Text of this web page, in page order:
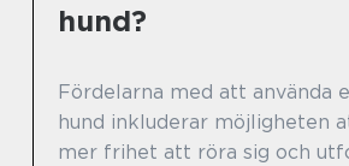
hund?
Fördelarna med att använda
hund inkluderar möjligheten
mer frihet att röra sig och